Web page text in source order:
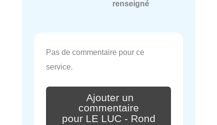
renseigné
Pas de commentaire pour ce
service.
Ajouter un
commentaire
pour LE LUC - Rond